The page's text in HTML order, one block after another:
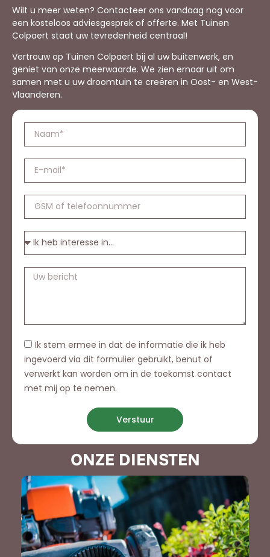
Wilt u meer weten? Contacteer ons vandaag nog voor
een kosteloos adviesgesprek of offerte. Met Tuinen
Colpaert staat uw tevredenheid centraal!
Vertrouw op Tuinen Colpaert bij al uw buitenwerk, en
geniet van onze meerwaarde. We zien ernaar uit om
samen met u uw droomtuin te creëren in Oost- en West-
Vlaanderen.
Ik stem ermee in dat de informatie die ik heb
ingevoerd via dit formulier gebruikt, benut of
verwerkt kan worden om in de toekomst contact
met mij op te nemen.
Verstuur
ONZE DIENSTEN